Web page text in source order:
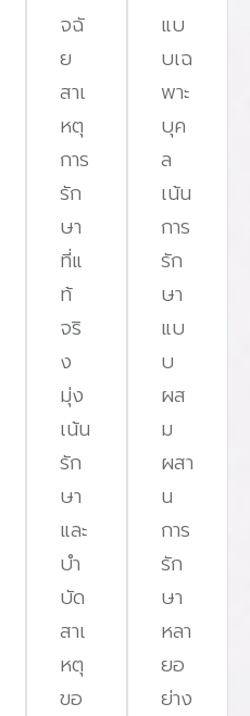
จฉั
ย
สาเ
หตุ
การ
รัก
ษา
ที่แ
ท้
จริ
ง
มุ่ง
เน้น
รัก
ษา
และ
บํา
บัด
สาเ
หตุ
ขอ
แบ
บเฉ
พาะ
บุค
ล
เน้น
การ
รัก
ษา
แบ
บ
ผส
ม
ผสา
น
การ
รัก
ษา
หลา
ยอ
ย่าง